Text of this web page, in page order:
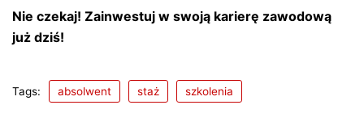
Nie czekaj! Zainwestuj w swoją karierę zawodową
już dziś!
Tags: absolwent staż szkolenia